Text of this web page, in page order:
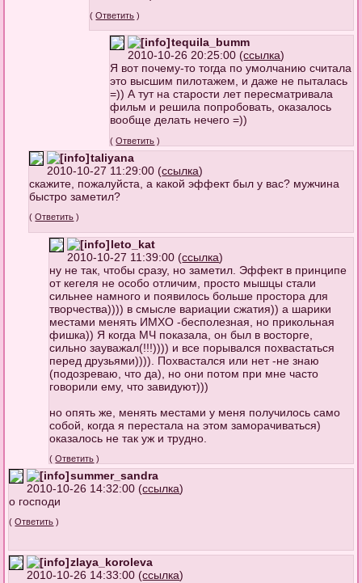
(Ответить )
tequila_bumm
2010-10-26 20:25:00 (ссылка)
Я вот почему-то тогда по умолчанию считала
это высшим пилотажем, и даже не пыталась
=)) А тут на старости лет пересматривала
фильм и решила попробовать, оказалось
вообще делать нечего =))
(Ответить )
taliyana
2010-10-27 11:29:00 (ссылка)
скажите, пожалуйста, а какой эффект был у вас? мужчина
быстро заметил?
(Ответить )
leto_kat
2010-10-27 11:39:00 (ссылка)
ну не так, чтобы сразу, но заметил. Эффект в принципе
от кегеля не особо отличим, просто мышцы стали
сильнее намного и появилось больше простора для
творчества)))) в смысле вариации сжатия)) а шарики
местами менять ИМХО -бесполезная, но прикольная
фишка)) Я когда МЧ показала, он был в восторге,
сильно зауважал(!!!)))) и все порывался похвастаться
перед друзьями)))). Похвастался или нет -не знаю
(подозреваю, что да), но они потом при мне часто
говорили ему, что завидуют)))
но опять же, менять местами у меня получилось само
собой, когда я перестала на этом заморачиваться)
оказалось не так уж и трудно.
(Ответить )
summer_sandra
2010-10-26 14:32:00 (ссылка)
о господи
(Ответить )
zlaya_koroleva
2010-10-26 14:33:00 (ссылка)